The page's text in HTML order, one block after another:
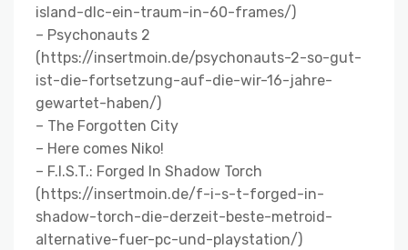
island-dlc-ein-traum-in-60-frames/)
– Psychonauts 2
(https://insertmoin.de/psychonauts-2-so-gut-
ist-die-fortsetzung-auf-die-wir-16-jahre-
gewartet-haben/)
– The Forgotten City
– Here comes Niko!
– F.I.S.T.: Forged In Shadow Torch
(https://insertmoin.de/f-i-s-t-forged-in-
shadow-torch-die-derzeit-beste-metroid-
alternative-fuer-pc-und-playstation/)